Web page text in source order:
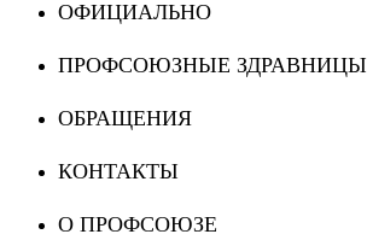
ОФИЦИАЛЬНО
ПРОФСОЮЗНЫЕ ЗДРАВНИЦЫ
ОБРАЩЕНИЯ
КОНТАКТЫ
О ПРОФСОЮЗЕ